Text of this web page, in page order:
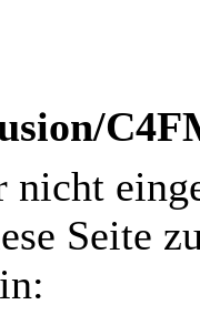
nicht
Seite